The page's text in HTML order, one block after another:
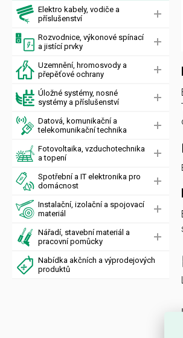
Elektro kabely, vodiče a
příslušenství
Rozvodnice, výkonové spínací
a jistící prvky
Uzemnění, hromosvody a
přepěťové ochrany
Úložné systémy, nosné
systémy a příslušenství
Datová, komunikační a
telekomunikační technika
Fotovoltaika, vzduchotechnika
a topení
Spotřební a IT elektronika pro
domácnost
Instalační, izolační a spojovací
materiál
Nářadí, stavební materiál a
pracovní pomůcky
Nabídka akčních a výprodejových
produktů